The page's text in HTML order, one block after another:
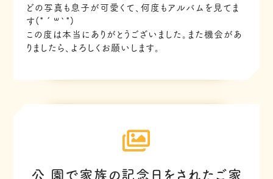
どの写真も息子が可愛くて、何度もアルバムを見てま
す(*´꒳`*)
この度は本当にありがとうございました。また機会があ
りましたら、よろしくお願いします。
公 園で家族の記念日をされたご家